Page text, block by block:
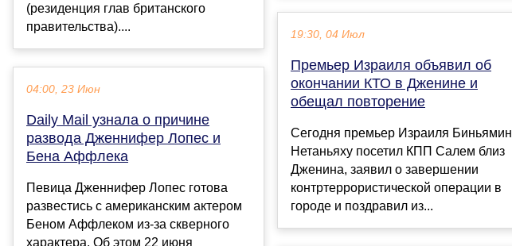
(резиденция глав британского
правительства)....
04:00, 23 Июн
Daily Mail узнала о причине
развода Дженнифер Лопес и
Бена Аффлека
Певица Дженнифер Лопес готова
развестись с американским актером
Беном Аффлеком из-за скверного
характера. Об этом 22 июня
19:30, 04 Июл
Премьер Израиля объявил об
окончании КТО в Дженине и
обещал повторение
Сегодня премьер Израиля Биньямин
Нетаньяху посетил КПП Салем близ
Дженина, заявил о завершении
контртеррористической операции в
городе и поздравил из...